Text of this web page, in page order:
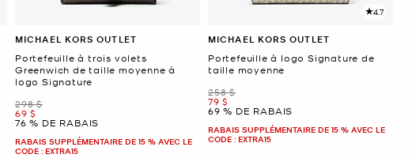
MICHAEL KORS OUTLET
Portefeuille à trois volets
Greenwich de taille moyenne à
logo Signature
était
298 $
maintenant
69 $
76 % DE RABAIS
RABAIS SUPPLÉMENTAIRE DE 15 % AVEC LE
CODE : EXTRA15
4.7
MICHAEL KORS OUTLET
Portefeuille à logo Signature de
taille moyenne
était
258 $
maintenant
79 $
69 % DE RABAIS
RABAIS SUPPLÉMENTAIRE DE 15 % AVEC LE
CODE : EXTRA15